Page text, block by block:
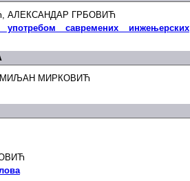
АЛЕКСАНДАР ГРБОВИЋ
савремених инжењерских
МИРКОВИЋ